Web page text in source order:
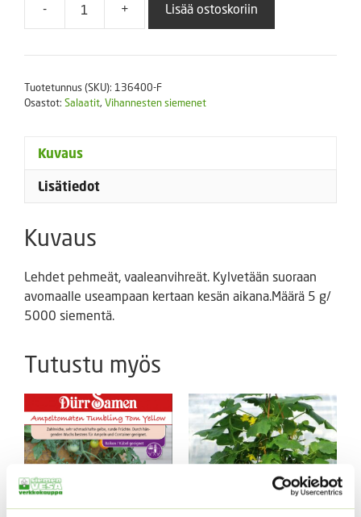
-
Tammenlehtisalaatti
Salad
määrä
+ Lisää ostoskoriin
Tuotetunnus (SKU): 136400-F
Osastot: Salaatit, Vihannesten siemenet
Kuvaus
Lisätiedot
Kuvaus
Lehdet pehmeät, vaaleanvihreät. Kylvetään suoraan
avomaalle useampaan kertaan kesän aikana.Määrä 5 g/
5000 siementä.
Tutustu myös